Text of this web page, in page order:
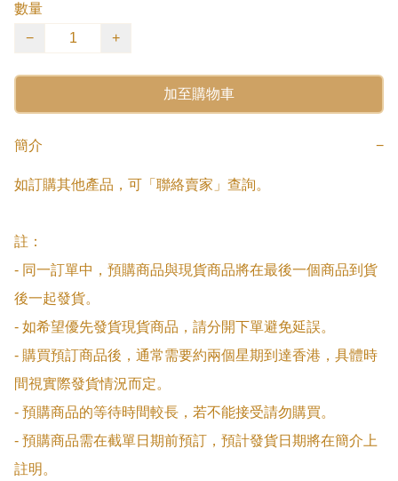
數量
−
+
加至購物車
簡介 −
如訂購其他產品，可「聯絡賣家」查詢。
註：
- 同一訂單中，預購商品與現貨商品將在最後一個商品到貨
後一起發貨。
- 如希望優先發貨現貨商品，請分開下單避免延誤。
- 購買預訂商品後，通常需要約兩個星期到達香港，具體時
間視實際發貨情況而定。
- 預購商品的等待時間較長，若不能接受請勿購買。
- 預購商品需在截單日期前預訂，預計發貨日期將在簡介上
註明。